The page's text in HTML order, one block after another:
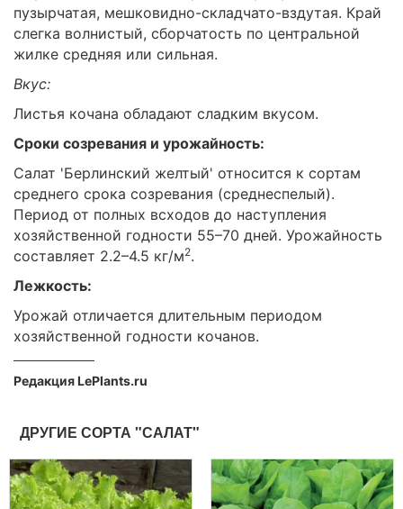
пузырчатая, мешковидно-складчато-вздутая. Край
слегка волнистый, сборчатость по центральной
жилке средняя или сильная.
Вкус:
Листья кочана обладают сладким вкусом.
Сроки созревания и урожайность:
Салат 'Берлинский желтый' относится к сортам
среднего срока созревания (среднеспелый).
Период от полных всходов до наступления
хозяйственной годности 55–70 дней. Урожайность
составляет 2.2–4.5 кг/м2.
Лежкость:
Урожай отличается длительным периодом
хозяйственной годности кочанов.
Редакция LePlants.ru
ДРУГИЕ СОРТА "САЛАТ"